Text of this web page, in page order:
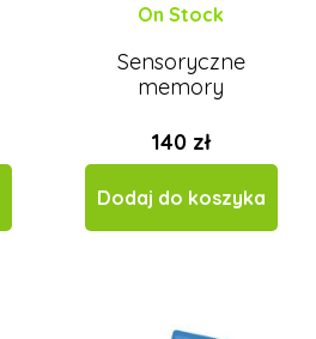
On Stock
Sensoryczne
memory
140 zł
Dodaj do koszyka